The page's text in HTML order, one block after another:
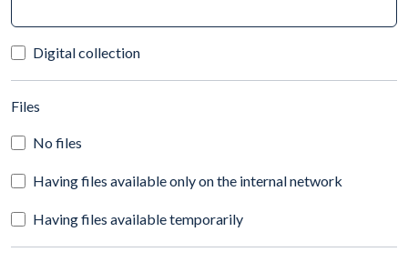
Digital collection
Files
No files
Having files available only on the internal network
Having files available temporarily